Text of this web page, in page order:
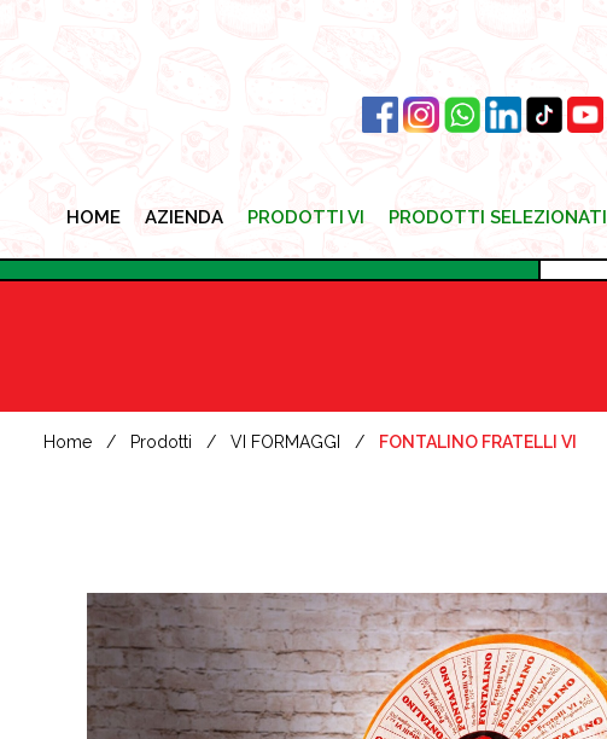
HOME AZIENDA PRODOTTI VI PRODOTTI SELEZIONATI
Home Prodotti VI FORMAGGI FONTALINO FRATELLI VI